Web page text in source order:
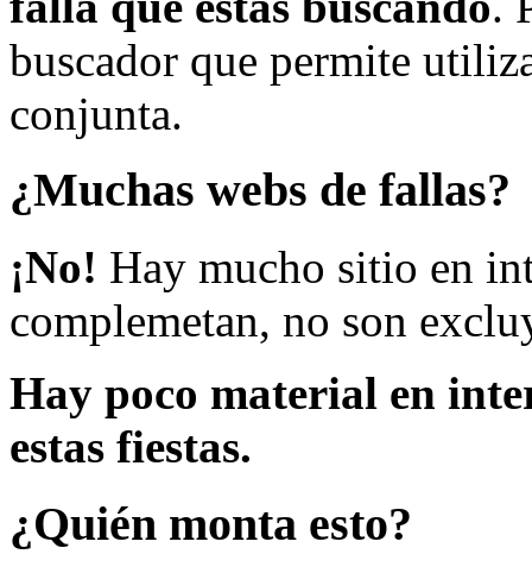
buscador que permite
conjunta.
¿Muchas webs de fallas?
¡No! Hay mucho sitio en
complemetan, no son
Hay poco material en
estas fiestas.
¿Quién monta esto?